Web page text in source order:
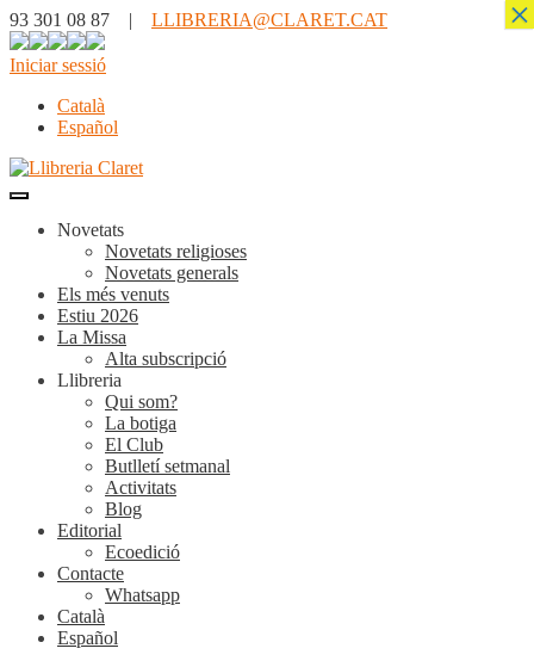
93 301 08 87 | LLIBRERIA@CLARET.CAT
Iniciar sessió
Català
Español
Novetats
Novetats religioses
Novetats generals
Els més venuts
Estiu 2026
La Missa
Alta subscripció
Llibreria
Qui som?
La botiga
El Club
Butlletí setmanal
Activitats
Blog
Editorial
Ecoedició
Contacte
Whatsapp
Català
Español
×